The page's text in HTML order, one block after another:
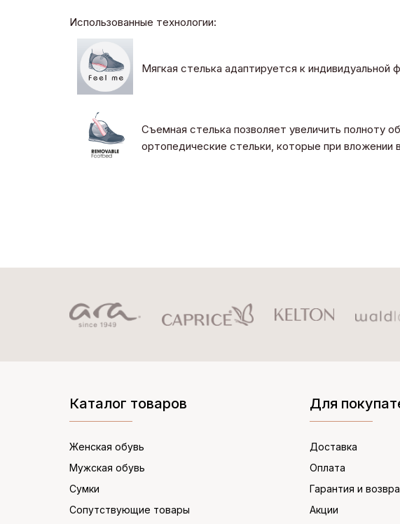
Использованные технологии:
Мягкая стелька адаптируется к
Съемная стелька позволяет увеличить полноту
ортопедические стельки, которые при вложении
Каталог товаров
Женская обувь
Мужская обувь
Сумки
Сопутствующие товары
Для
Доставка
Оплата
Гарантия и
Акции